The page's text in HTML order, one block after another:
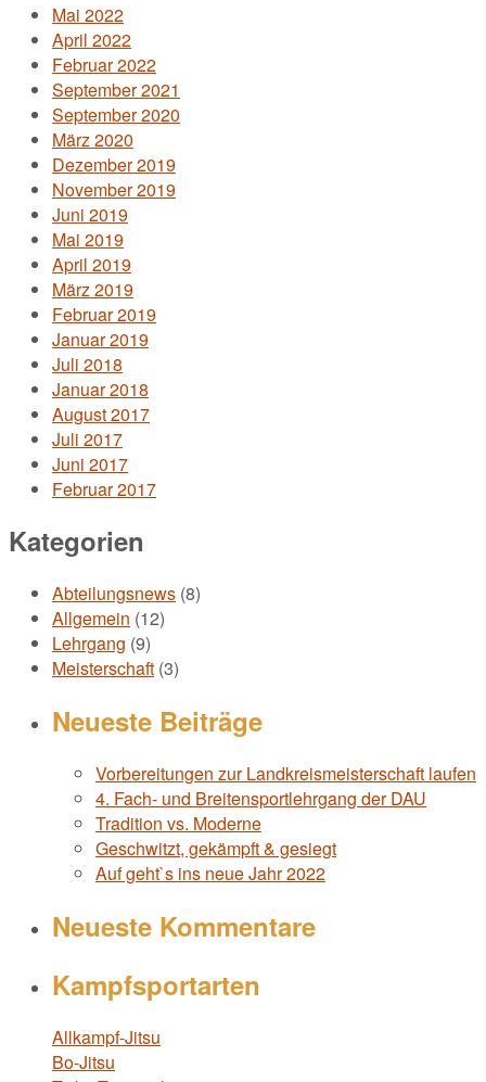
Mai 2022
April 2022
Februar 2022
September 2021
September 2020
März 2020
Dezember 2019
November 2019
Juni 2019
Mai 2019
April 2019
März 2019
Februar 2019
Januar 2019
Juli 2018
Januar 2018
August 2017
Juli 2017
Juni 2017
Februar 2017
Kategorien
Abteilungsnews (8)
Allgemein (12)
Lehrgang (9)
Meisterschaft (3)
Neueste Beiträge
Vorbereitungen zur Landkreismeisterschaft laufen
4. Fach- und Breitensportlehrgang der DAU
Tradition vs. Moderne
Geschwitzt, gekämpft & gesiegt
Auf geht`s ins neue Jahr 2022
Neueste Kommentare
Kampfsportarten
Allkampf-Jitsu
Bo-Jitsu